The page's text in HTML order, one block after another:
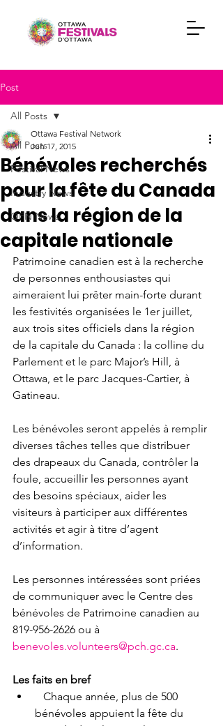
Post
All Posts
Festival News
Industry News
OFN News
All Posts
Bénévoles recherchés
pour la fête du Canada
dans la région de la
capitale nationale
Ottawa Festival Network
Jun 17, 2015
Patrimoine canadien est à la recherche
de personnes enthousiastes qui
aimeraient lui prêter main-forte durant
les festivités organisées le 1er juillet,
aux trois sites officiels dans la région
de la capitale du Canada : la colline du
Parlement et le parc Major’s Hill, à
Ottawa, et le parc Jacques-Cartier, à
Gatineau.
Les bénévoles seront appelés à remplir
diverses tâches telles que distribuer
des drapeaux du Canada, contrôler la
foule, accueillir les personnes ayant
des besoins spéciaux, aider les
visiteurs à participer aux différentes
activités et agir à titre d’agent
d’information.
Les personnes intéressées sont priées
de communiquer avec le Centre des
bénévoles de Patrimoine canadien au
819-956-2626 ou à
benevoles.volunteers@pch.gc.ca.
Les faits en bref
Chaque année, plus de 500
bénévoles appuient la fête du